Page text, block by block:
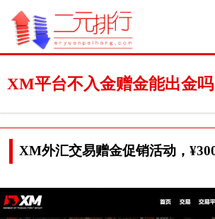
XM平台不入金赠金能出金吗
XM外汇交易赠金促销活动，